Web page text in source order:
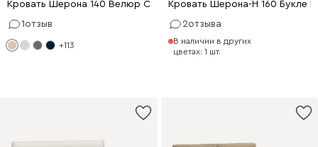
Кровать Шерона 140 Велюр Светло-бежевый
1отзыв
+113
Кровать Шерона-Н 160 Букле
2отзыва
В наличии в других
цветах: 1 шт.